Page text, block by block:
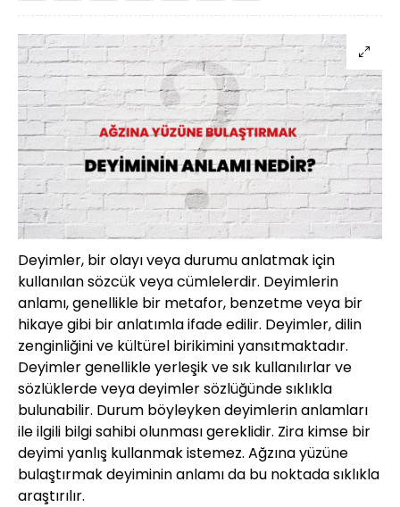
Deyimler, bir olayı veya durumu anlatmak için
kullanılan sözcük veya cümlelerdir. Deyimlerin
anlamı, genellikle bir metafor, benzetme veya bir
hikaye gibi bir anlatımla ifade edilir. Deyimler, dilin
zenginliğini ve kültürel birikimini yansıtmaktadır.
Deyimler genellikle yerleşik ve sık kullanılırlar ve
sözlüklerde veya deyimler sözlüğünde sıklıkla
bulunabilir. Durum böyleyken deyimlerin anlamları
ile ilgili bilgi sahibi olunması gereklidir. Zira kimse bir
deyimi yanlış kullanmak istemez. Ağzına yüzüne
bulaştırmak deyiminin anlamı da bu noktada sıklıkla
araştırılır.